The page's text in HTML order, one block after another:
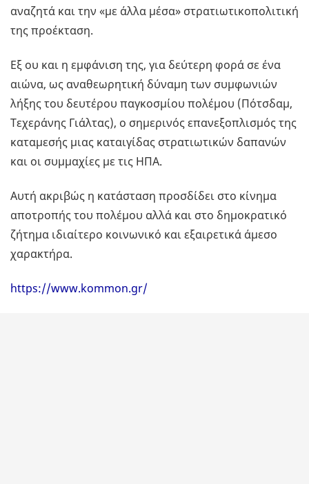
αναζητά και την «με άλλα μέσα» στρατιωτικοπολιτική
της προέκταση.
Εξ ου και η εμφάνιση της, για δεύτερη φορά σε ένα
αιώνα, ως αναθεωρητική δύναμη των συμφωνιών
λήξης του δευτέρου παγκοσμίου πολέμου (Πότσδαμ,
Τεχεράνης Γιάλτας), ο σημερινός επανεξοπλισμός της
καταμεσής μιας καταιγίδας στρατιωτικών δαπανών
και οι συμμαχίες με τις ΗΠΑ.
Αυτή ακριβώς η κατάσταση προσδίδει στο κίνημα
αποτροπής του πολέμου αλλά και στο δημοκρατικό
ζήτημα ιδιαίτερο κοινωνικό και εξαιρετικά άμεσο
χαρακτήρα.
https://www.kommon.gr/